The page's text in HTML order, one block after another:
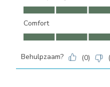
Makkelijk te gebruiken, 5.0
Comfort
Comfort, 5.0 van 5
Behulpzaam? (0) (